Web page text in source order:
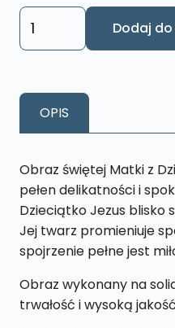
ilość
Obraz
dzieckiem
x
19
cm
Dodaj
OPIS
Obraz świętej Matki z
pełen delikatności i
Dzieciątko Jezus blisko
Jej twarz promieniuje
spojrzenie pełne jest
Obraz wykonany na
trwałość i wysoką